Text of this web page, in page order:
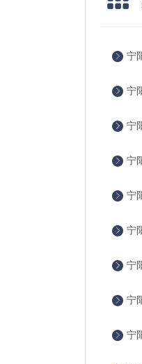
宁
宁
宁
宁
宁
宁
宁
宁
宁